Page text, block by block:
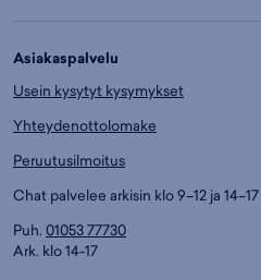
Asiakaspalvelu
Usein kysytyt kysymykset
Yhteydenottolomake
Peruutusilmoitus
Chat palvelee arkisin klo 9–12 ja 14–17
Puh. 01053 77730
Ark. klo 14-17